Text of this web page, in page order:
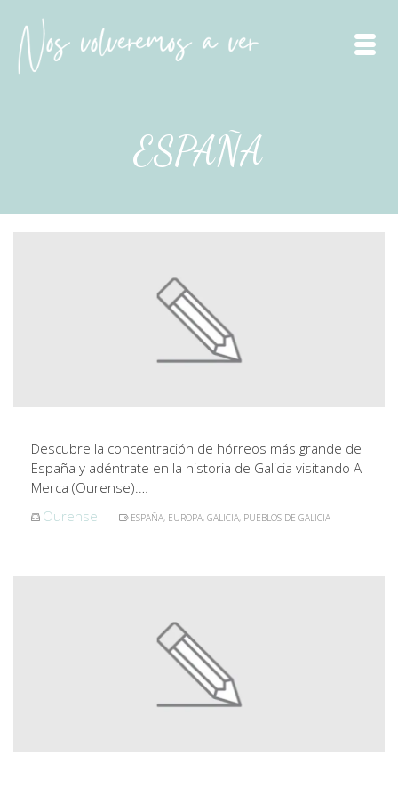
ESPAÑA
Descubre la concentración de hórreos más grande de
España y adéntrate en la historia de Galicia visitando A
Merca (Ourense).…
Ourense
ESPAÑA, EUROPA, GALICIA, PUEBLOS DE GALICIA